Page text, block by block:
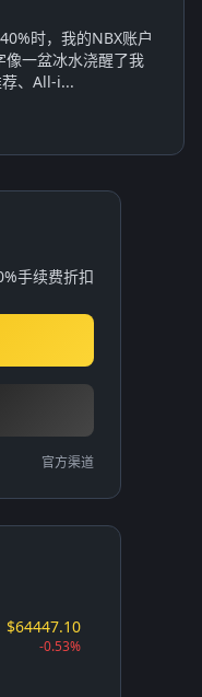
时，我的NBX账户
一盆冰水浇醒了我
、All-i...
手续费折扣
官方渠道
$64447.10
-0.53%